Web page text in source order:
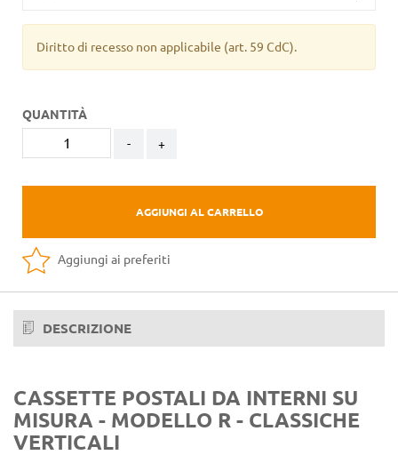
Diritto di recesso non applicabile (art. 59 CdC).
QUANTITÀ
- +
AGGIUNGI AL CARRELLO
Aggiungi ai preferiti
DESCRIZIONE
CASSETTE POSTALI DA INTERNI SU
MISURA - MODELLO R - CLASSICHE
VERTICALI